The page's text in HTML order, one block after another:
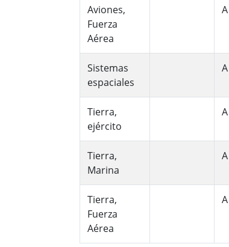
Aviones,
Fuerza
Aérea
A
Sistemas
espaciales
A
Tierra,
ejército
A
Tierra,
Marina
A
Tierra,
Fuerza
Aérea
A